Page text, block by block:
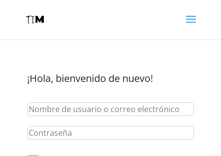
¡Hola, bienvenido de nuevo!